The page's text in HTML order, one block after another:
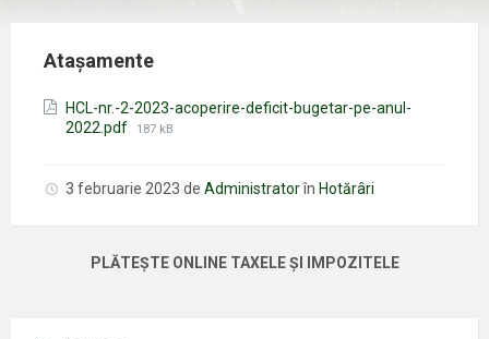
Atașamente
HCL-nr.-2-2023-acoperire-deficit-bugetar-pe-anul-
2022.pdf Mărimea
187 kB
3 februarie 2023 de Administratorîn Hotărâri
PLĂTEȘTE ONLINE TAXELE ȘI IMPOZITELE